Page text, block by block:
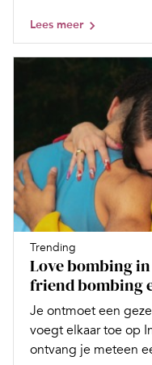
Lees meer
Trending
Love bombing
friend bombing
Je ontmoet een
voegt elkaar toe op
ontvang je meteen